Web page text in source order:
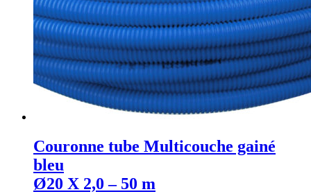
Couronne tube Multicouche gainé
bleu
Ø20 X 2,0 – 50 m